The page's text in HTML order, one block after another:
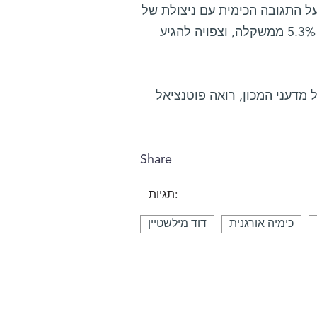
התגובה הכימית עם ניצולת של
100%. בנוסף, מערכת זו יכולה להכיל כבר כיום מימן בשיעור של עד 5.3% ממשקלה, וצפויה להגיע
המכון, רואה פוטנציאל
Share
תגיות:
דוד מילשטיין כימיה אורגנית